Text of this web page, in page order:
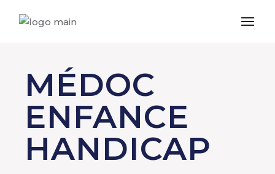
MÉDOC
ENFANCE
HANDICAP